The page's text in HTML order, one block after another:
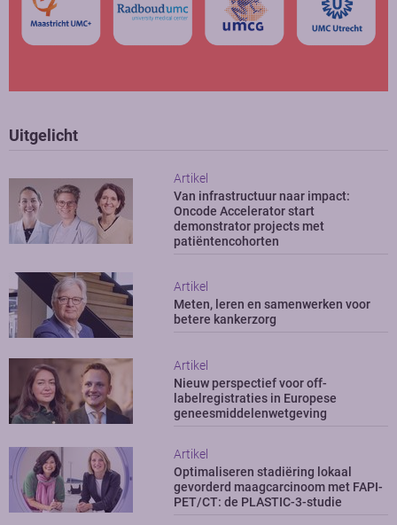
Uitgelicht
Artikel
Van infrastructuur naar impact:
Oncode Accelerator start
demonstrator projects met
patiëntencohorten
Artikel
Meten, leren en samenwerken voor
betere kankerzorg
Artikel
Nieuw perspectief voor off-
labelregistraties in Europese
geneesmiddelenwetgeving
Artikel
Optimaliseren stadiëring lokaal
gevorderd maagcarcinoom met FAPI-
PET/CT: de PLASTIC-3-studie